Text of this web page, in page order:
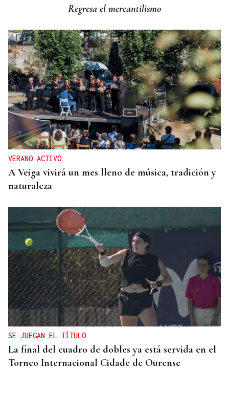
en el WashingtonRegresa el mercantilismo
VERANO ACTIVO
A Veiga vivirá un mes lleno de música, tradición y
naturaleza
SE JUEGAN EL TÍTULO
La final del cuadro de dobles ya está servida en el
Torneo Internacional Cidade de Ourense